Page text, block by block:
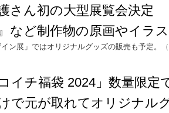
さん初の大型展覧会決定
など制作物の原画やイラ
ン展」ではオリジナルグッズの販売も予定。
コイチ福袋 2024」数量限
で元が取れてオリジナル